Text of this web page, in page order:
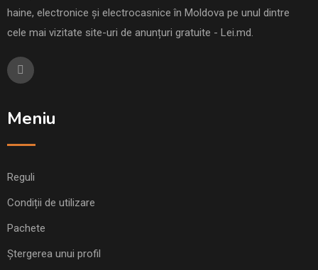
haine, electronice și electrocasnice în Moldova pe unul dintre
cele mai vizitate site-uri de anunțuri gratuite - Lei.md.
Meniu
Reguli
Condiții de utilizare
Pachete
Ștergerea unui profil